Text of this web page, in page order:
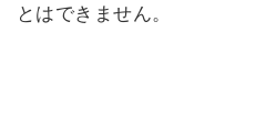
とはできません。